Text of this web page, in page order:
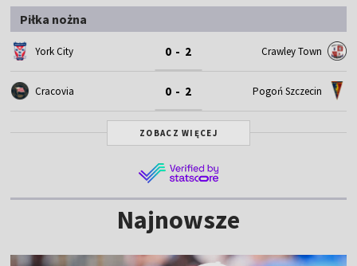
Piłka nożna
York City 0 - 2 Crawley Town
Cracovia 0 - 2 Pogoń Szczecin
ZOBACZ WIĘCEJ
Najnowsze